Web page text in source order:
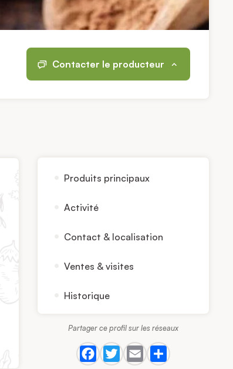
Contacter le producteur
Produits principaux
Activité
Contact & localisation
Ventes & visites
Historique
Partager ce profil sur les réseaux